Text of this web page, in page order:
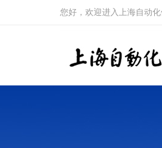
您好，欢迎进入上海自动化